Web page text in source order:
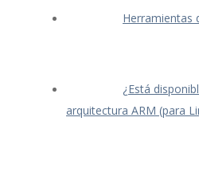
Herramientas
¿Está
arquitectura ARM (para